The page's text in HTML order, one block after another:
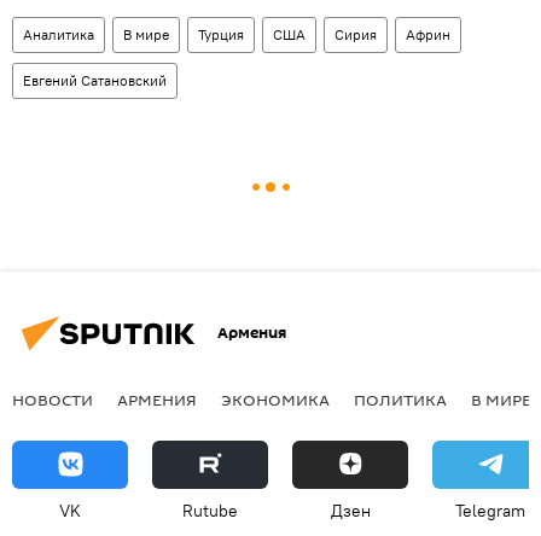
Аналитика В мире Турция США Сирия Африн
Евгений Сатановский
Армения
НОВОСТИ АРМЕНИЯ ЭКОНОМИКА ПОЛИТИКА В МИРЕ
VK Rutube Дзен Telegram